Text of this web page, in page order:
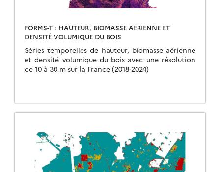
FORMS-T : HAUTEUR, BIOMASSE AÉRIENNE ET
DENSITÉ VOLUMIQUE DU BOIS
Séries temporelles de hauteur, biomasse aérienne
et densité volumique du bois avec une résolution
de 10 à 30 m sur la France (2018-2024)